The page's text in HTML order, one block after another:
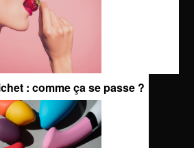
: comme ça se passe ?